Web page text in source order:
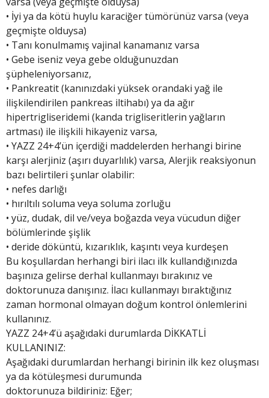
• İyi ya da kötü huylu karaciğer tümörünüz varsa (veya
geçmişte olduysa)
• Tanı konulmamış vajinal kanamanız varsa
• Gebe iseniz veya gebe olduğunuzdan
şüpheleniyorsanız,
• Pankreatit (kanınızdaki yüksek orandaki yağ ile
ilişkilendirilen pankreas iltihabı) ya da ağır
hipertrigliseridemi (kanda trigliseritlerin yağların
artması) ile ilişkili hikayeniz varsa,
• YAZZ 24+4’ün içerdiği maddelerden herhangi birine
karşı alerjiniz (aşırı duyarlılık) varsa, Alerjik reaksiyonun
bazı belirtileri şunlar olabilir:
• nefes darlığı
• hırıltılı soluma veya soluma zorluğu
• yüz, dudak, dil ve/veya boğazda veya vücudun diğer
bölümlerinde şişlik
• deride döküntü, kızarıklık, kaşıntı veya kurdeşen
Bu koşullardan herhangi biri ilacı ilk kullandığınızda
başınıza gelirse derhal kullanmayı bırakınız ve
doktorunuza danışınız. İlacı kullanmayı bıraktığınız
zaman hormonal olmayan doğum kontrol önlemlerini
kullanınız.
YAZZ 24+4’ü aşağıdaki durumlarda DİKKATLİ
KULLANINIZ:
Aşağıdaki durumlardan herhangi birinin ilk kez oluşması
ya da kötüleşmesi durumunda
doktorunuza bildiriniz: Eğer;